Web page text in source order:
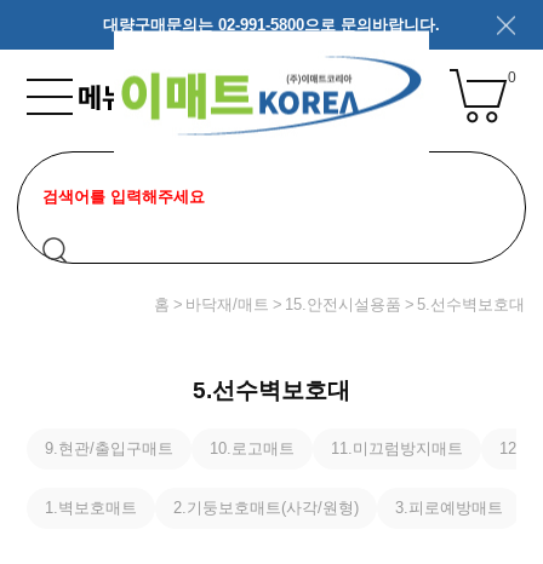
대량구매문의는 02-991-5800으로 문의바랍니다.
0
홈 바닥재/매트 15.안전시설용품 5.선수벽보호대
5.선수벽보호대
9.현관/출입구매트 10.로고매트 11.미끄럼방지매트 12.체
1.벽보호매트 2.기둥보호매트(사각/원형) 3.피로예방매트